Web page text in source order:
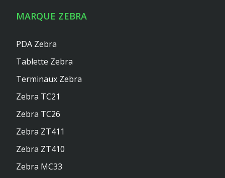
MARQUE ZEBRA
PDA Zebra
Tablette Zebra
Terminaux Zebra
Zebra TC21
Zebra TC26
Zebra ZT411
Zebra ZT410
Zebra MC33